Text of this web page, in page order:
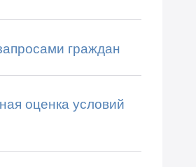
граждан
оценка условий